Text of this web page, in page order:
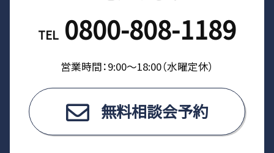
TEL 0800-808-1189
営業時間：9:00〜18:00（⽔曜定休）
無料相談会予約